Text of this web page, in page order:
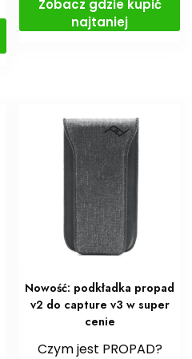
Zobacz gdzie kupić
najtaniej
Nowość: podkładka propad
v2 do capture v3 w super
cenie
Czym jest PROPAD?